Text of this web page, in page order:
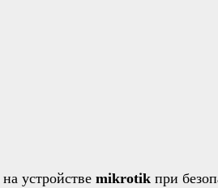
на устройстве mikrotik при